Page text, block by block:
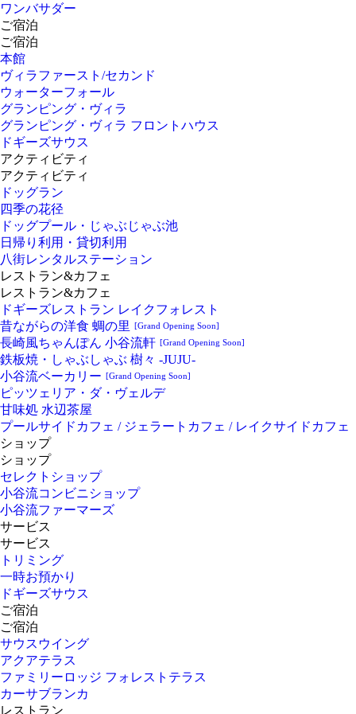
ワンバサダー
ご宿泊
ご宿泊
本館
ヴィラファースト/セカンド
ウォーターフォール
グランピング・ヴィラ
グランピング・ヴィラ フロントハウス
ドギーズサウス
アクティビティ
アクティビティ
ドッグラン
四季の花径
ドッグプール・じゃぶじゃぶ池
日帰り利用・貸切利用
八街レンタルステーション
レストラン&カフェ
レストラン&カフェ
ドギーズレストラン レイクフォレスト
昔ながらの洋食 蜩の里 [Grand Opening Soon]
長崎風ちゃんぽん 小谷流軒 [Grand Opening Soon]
鉄板焼・しゃぶしゃぶ 樹々 -JUJU-
小谷流ベーカリー [Grand Opening Soon]
ピッツェリア・ダ・ヴェルデ
甘味処 水辺茶屋
プールサイドカフェ / ジェラートカフェ / レイクサイドカフェ
ショップ
ショップ
セレクトショップ
小谷流コンビニショップ
小谷流ファーマーズ
サービス
サービス
トリミング
一時お預かり
ドギーズサウス
ご宿泊
ご宿泊
サウスウイング
アクアテラス
ファミリーロッジ フォレストテラス
カーサブランカ
レストラン